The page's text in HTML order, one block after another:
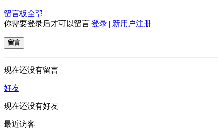
留言板全部
你需要登录后才可以留言 登录 | 新用户注册
留言
现在还没有留言
好友
现在还没有好友
最近访客